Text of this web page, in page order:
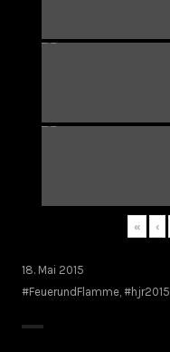
« ‹
18. Mai 2015
#FeuerundFlamme #hjr2015